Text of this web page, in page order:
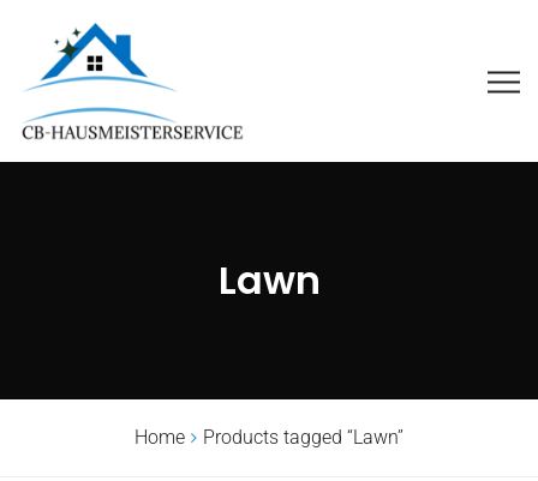
Lawn
Home Products tagged “Lawn”